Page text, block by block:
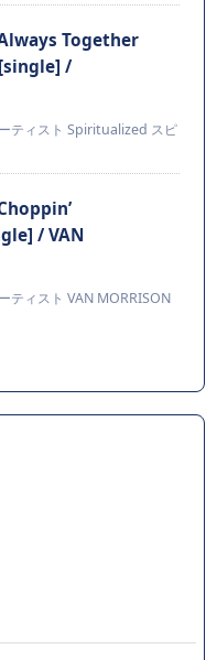
Always Together
/
ティスト Spiritualized スピ
/ VAN
ティスト VAN MORRISON